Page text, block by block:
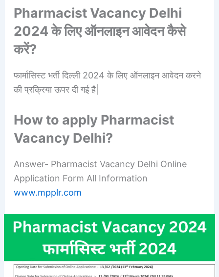
Pharmacist Vacancy Delhi
2024 के लिए ऑनलाइन आवेदन कैसे
करें?
फार्मासिस्ट भर्ती दिल्ली 2024 के लिए ऑनलाइन आवेदन करने
की प्रक्रिया ऊपर दी गई है|
How to apply Pharmacist
Vacancy Delhi?
Answer- Pharmacist Vacancy Delhi Online
Application Form All Information
www.mpplr.com